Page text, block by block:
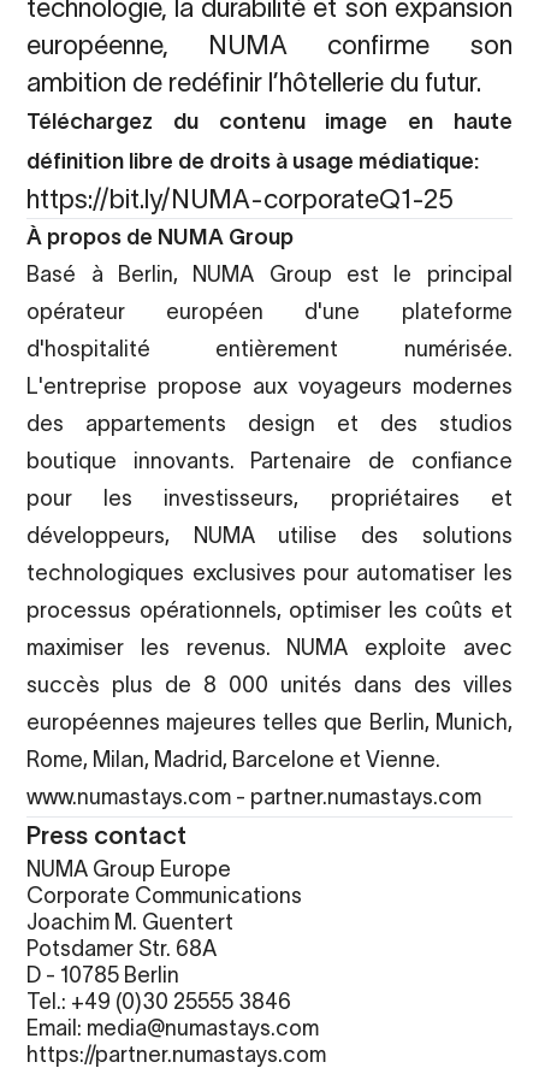
technologie, la durabilité et son expansion
européenne, NUMA confirme son
ambition de redéfinir l’hôtellerie du futur.
Téléchargez du contenu image en haute
définition libre de droits à usage médiatique:
https://bit.ly/NUMA-corporateQ1-25
À propos de NUMA Group
Basé à Berlin, NUMA Group est le principal
opérateur européen d'une plateforme
d'hospitalité entièrement numérisée.
L'entreprise propose aux voyageurs modernes
des appartements design et des studios
boutique innovants. Partenaire de confiance
pour les investisseurs, propriétaires et
développeurs, NUMA utilise des solutions
technologiques exclusives pour automatiser les
processus opérationnels, optimiser les coûts et
maximiser les revenus. NUMA exploite avec
succès plus de 8 000 unités dans des villes
européennes majeures telles que Berlin, Munich,
Rome, Milan, Madrid, Barcelone et Vienne.
www.numastays.com - partner.numastays.com
Press contact
NUMA Group Europe
Corporate Communications
Joachim M. Guentert
Potsdamer Str. 68A
D - 10785 Berlin
Tel.: +49 (0)30 25555 3846
Email: media@numastays.com
https://partner.numastays.com